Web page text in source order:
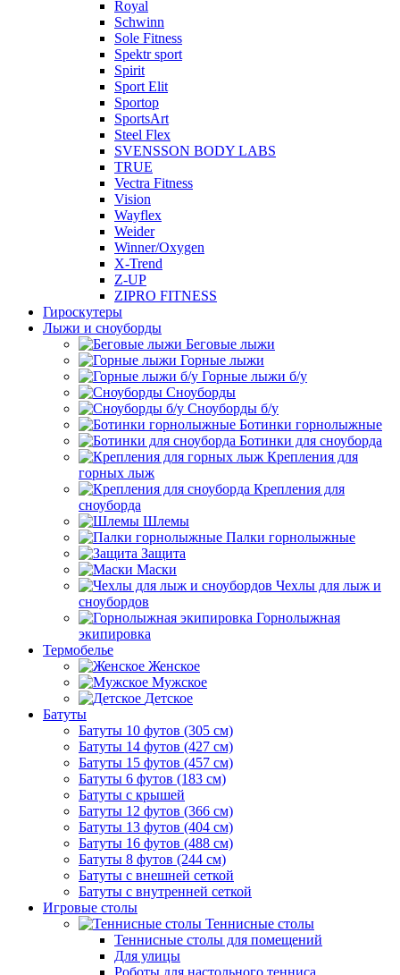
Royal
Schwinn
Sole Fitness
Spektr sport
Spirit
Sport Elit
Sportop
SportsArt
Steel Flex
SVENSSON BODY LABS
TRUE
Vectra Fitness
Vision
Wayflex
Weider
Winner/Oxygen
X-Trend
Z-UP
ZIPRO FITNESS
Гироскутеры
Лыжи и сноуборды
Беговые лыжи
Горные лыжи
Горные лыжи б/у
Сноуборды
Сноуборды б/у
Ботинки горнолыжные
Ботинки для сноуборда
Крепления для
горных лыж
Крепления для
сноуборда
Шлемы
Палки горнолыжные
Защита
Маски
Чехлы для лыж и
сноубордов
Горнолыжная
экипировка
Термобелье
Женское
Мужское
Детское
Батуты
Батуты 10 футов (305 см)
Батуты 14 футов (427 см)
Батуты 15 футов (457 см)
Батуты 6 футов (183 см)
Батуты с крышей
Батуты 12 футов (366 см)
Батуты 13 футов (404 см)
Батуты 16 футов (488 см)
Батуты 8 футов (244 см)
Батуты с внешней сеткой
Батуты с внутренней сеткой
Игровые столы
Теннисные столы
Теннисные столы для помещений
Для улицы
Роботы для настольного тенниса